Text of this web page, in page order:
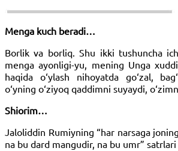
Menga kuch beradi…
Borlik va borliq. Shu ikki tushuncha
menga ayonligi-yu, mening Unga
haqida o‘ylash nihoyatda go‘zal,
o‘yning o‘ziyoq qaddimni suyaydi,
Shiorim…
Jaloliddin Rumiyning “har narsaga
na bu dard mangudir, na bu umr” satrlari